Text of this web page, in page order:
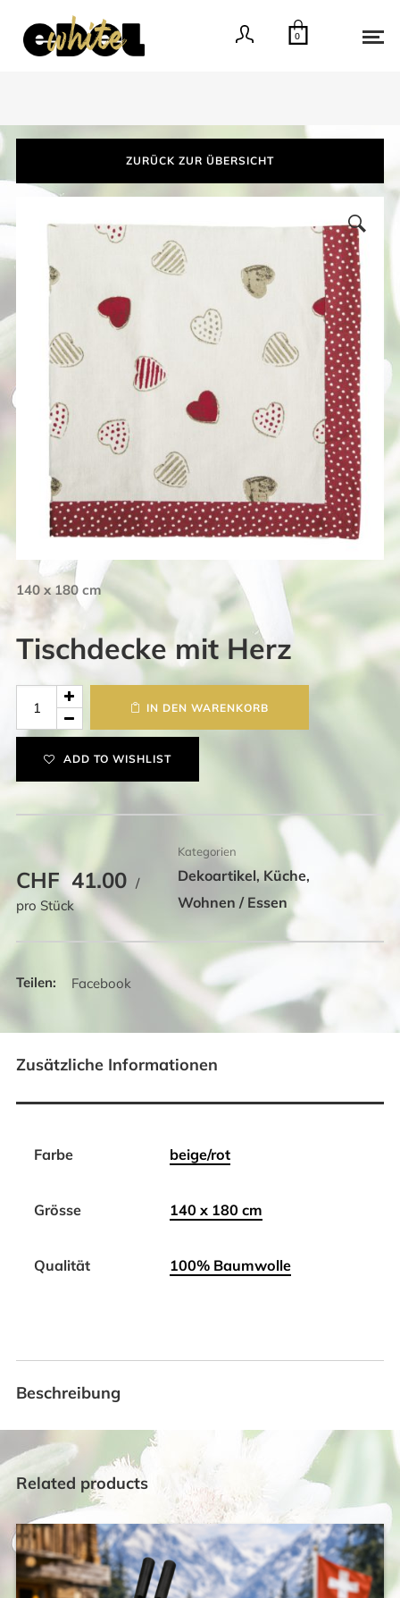
0
ZURÜCK ZUR ÜBERSICHT
140 x 180 cm
Tischdecke mit Herz
Tischdecke
IN DEN WARENKORB
ADD TO WISHLIST
CHF 41.00 /
pro Stück
Kategorien
Dekoartikel, Küche,
Wohnen / Essen
Facebook
Zusätzliche Informationen
Farbe beige/rot
Grösse 140 x 180 cm
Qualität 100% Baumwolle
Beschreibung
Related products